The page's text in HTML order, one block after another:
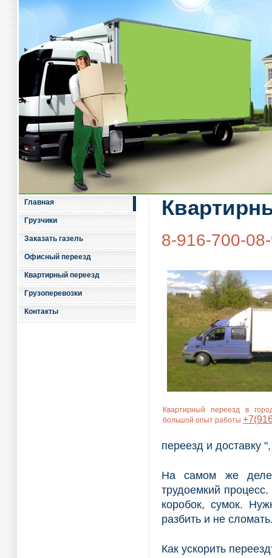
Главная
Грузчики
Заказать газель
Офисный переезд
Квартирный переезд
Грузоперевозки
Контакты
8-916-700-
Квартирный переезд в
большой опыт работы
переезд и доставку
На самом же
трудоемкий
коробок, сумок.
разбить и не
Как ускорить